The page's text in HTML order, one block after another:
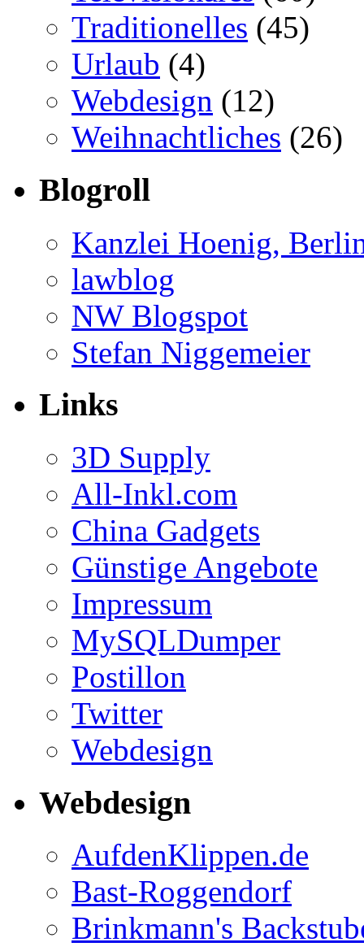
Traditionelles (45)
Urlaub (4)
Webdesign (12)
Weihnachtliches (26)
Blogroll
Kanzlei Hoenig,
lawblog
NW Blogspot
Stefan Niggemeier
Links
3D Supply
All-Inkl.com
China Gadgets
Günstige Angebote
Impressum
MySQLDumper
Postillon
Twitter
Webdesign
Webdesign
AufdenKlippen.de
Bast-Roggendorf
Brinkmann's